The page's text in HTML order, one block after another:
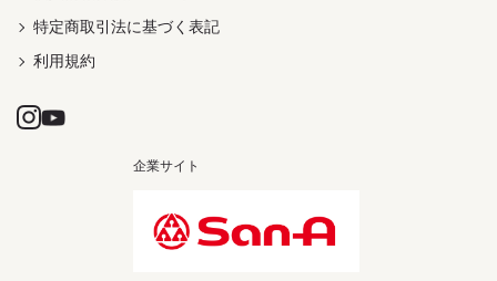
特定商取引法に基づく表記
利用規約
企業サイト